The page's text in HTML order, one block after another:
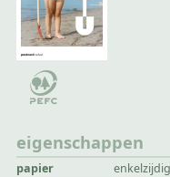
eigenschappen
papier